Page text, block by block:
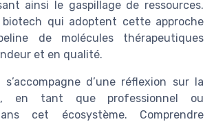
ainsi le gaspillage de ressources.
biotech qui adoptent cette approche
de molécules thérapeutiques
et en qualité.
d’une réflexion sur la
en tant que professionnel ou
cet écosystème. Comprendre